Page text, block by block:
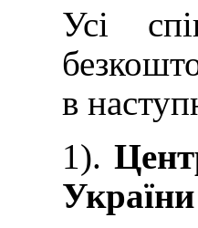
Усі
в
1).
України